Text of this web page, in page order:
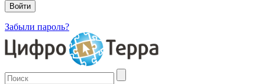
Забыли пароль?